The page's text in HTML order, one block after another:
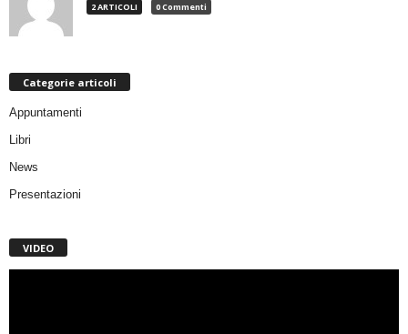
2 ARTICOLI 0 Commenti
Categorie articoli
Appuntamenti
Libri
News
Presentazioni
VIDEO